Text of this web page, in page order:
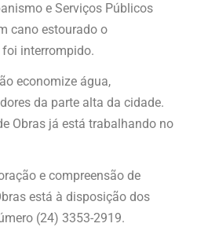
e Serviços Públicos
cano estourado o
interrompido.
economize água,
da parte alta da cidade.
Obras já está trabalhando no
e compreensão de
está à disposição dos
(24) 3353-2919.